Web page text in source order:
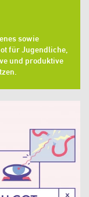
sowie
für Jugendliche,
und produktive